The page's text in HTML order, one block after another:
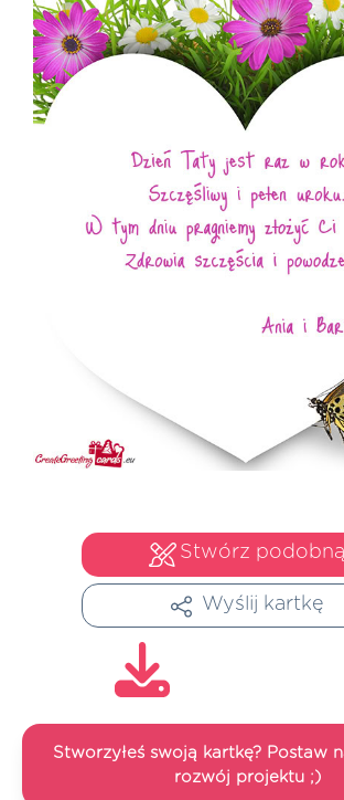
Stwórz podobną
Wyślij kartkę
Stworzyłeś swoją kartkę? Postaw
rozwój projektu ;)